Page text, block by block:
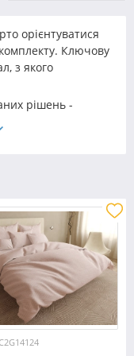
орієнтуватися
Ключову
з якого
рішень -
При